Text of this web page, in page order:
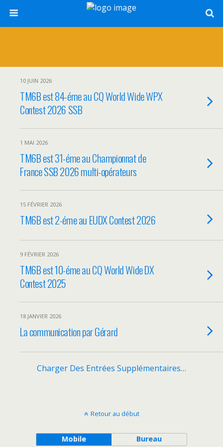
10 JUIN 2026
TM6B est 84-éme au CQ World Wide WPX
Contest 2026 SSB
1 MAI 2026
TM6B est 31-éme au Championnat de
France SSB 2026 multi-opérateurs
15 FÉVRIER 2026
TM6B est 2-éme au EUDX Contest 2026
9 FÉVRIER 2026
TM6B est 10-éme au CQ World Wide DX
Contest 2025
18 JANVIER 2026
La communication par Gérard
Charger Des Entrées Supplémentaires…
Retour au début
Mobile Bureau